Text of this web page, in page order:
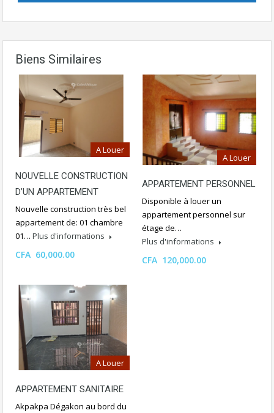
Biens Similaires
A Louer
NOUVELLE CONSTRUCTION
D’UN APPARTEMENT
Nouvelle construction très bel
appartement de: 01 chambre
01… Plus d'informations
CFA 60,000.00
A Louer
APPARTEMENT PERSONNEL
Disponible à louer un
appartement personnel sur
étage de…
Plus d'informations
CFA 120,000.00
A Louer
APPARTEMENT SANITAIRE
Akpakpa Dégakon au bord du